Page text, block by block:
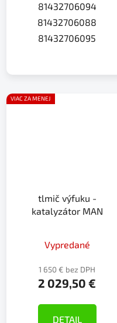
81432706094
81432706088
81432706095
VIAC ZA MENEJ
tlmič výfuku -
katalyzátor MAN
Vypredané
1 650 € bez DPH
2 029,50 €
DETAIL